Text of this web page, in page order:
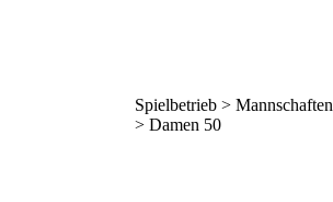
Spielbetrieb > Mannschaften
> Damen 50